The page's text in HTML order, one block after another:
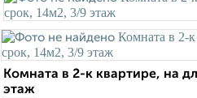
Комната в 2-к квартире, на
этаж